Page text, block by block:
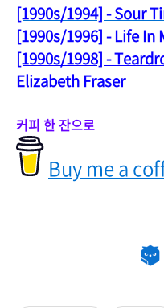
[1990s/1994] - Sour
[1990s/1996] - Life In
[1990s/1998] -
Elizabeth Fraser
커피 한 잔으로
Buy me a